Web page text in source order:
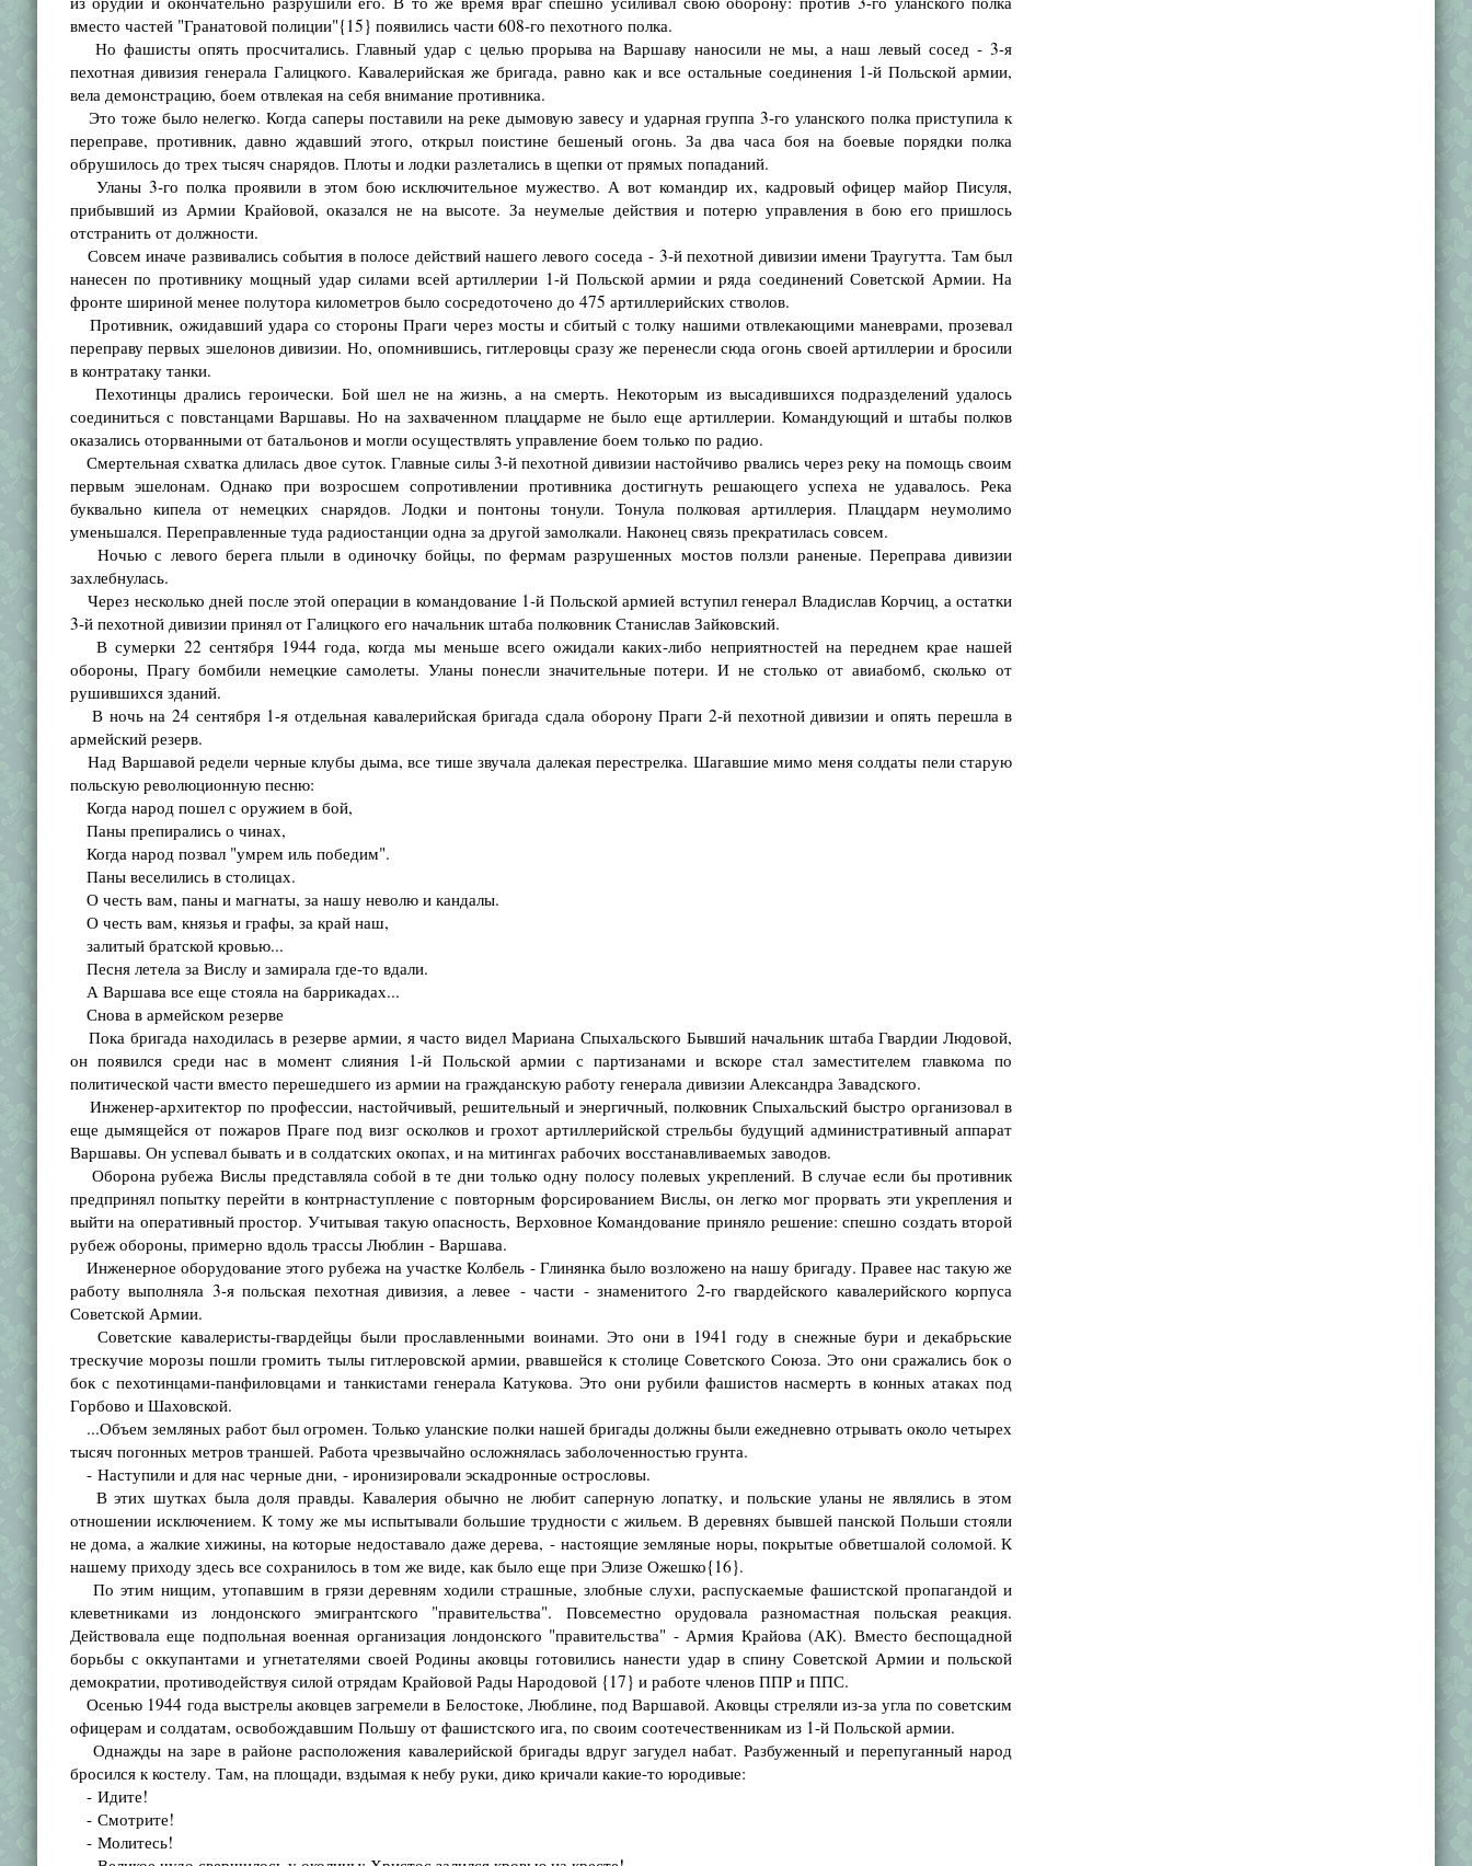
вместо частей "Гранатовой полиции"{15} появились части 608-го пехотного полка.
Но фашисты опять просчитались. Главный удар с целью прорыва на Варшаву наносили не мы, а наш левый сосед - 3-я
пехотная дивизия генерала Галицкого. Кавалерийская же бригада, равно как и все остальные соединения 1-й Польской армии,
вела демонстрацию, боем отвлекая на себя внимание противника.
Это тоже было нелегко. Когда саперы поставили на реке дымовую завесу и ударная группа 3-го уланского полка приступила к
переправе, противник, давно ждавший этого, открыл поистине бешеный огонь. За два часа боя на боевые порядки полка
обрушилось до трех тысяч снарядов. Плоты и лодки разлетались в щепки от прямых попаданий.
Уланы 3-го полка проявили в этом бою исключительное мужество. А вот командир их, кадровый офицер майор Писуля,
прибывший из Армии Крайовой, оказался не на высоте. За неумелые действия и потерю управления в бою его пришлось
отстранить от должности.
Совсем иначе развивались события в полосе действий нашего левого соседа - 3-й пехотной дивизии имени Траугутта. Там был
нанесен по противнику мощный удар силами всей артиллерии 1-й Польской армии и ряда соединений Советской Армии. На
фронте шириной менее полутора километров было сосредоточено до 475 артиллерийских стволов.
Противник, ожидавший удара со стороны Праги через мосты и сбитый с толку нашими отвлекающими маневрами, прозевал
переправу первых эшелонов дивизии. Но, опомнившись, гитлеровцы сразу же перенесли сюда огонь своей артиллерии и бросили
в контратаку танки.
Пехотинцы дрались героически. Бой шел не на жизнь, а на смерть. Некоторым из высадившихся подразделений удалось
соединиться с повстанцами Варшавы. Но на захваченном плацдарме не было еще артиллерии. Командующий и штабы полков
оказались оторванными от батальонов и могли осуществлять управление боем только по радио.
Смертельная схватка длилась двое суток. Главные силы 3-й пехотной дивизии настойчиво рвались через реку на помощь своим
первым эшелонам. Однако при возросшем сопротивлении противника достигнуть решающего успеха не удавалось. Река
буквально кипела от немецких снарядов. Лодки и понтоны тонули. Тонула полковая артиллерия. Плацдарм неумолимо
уменьшался. Переправленные туда радиостанции одна за другой замолкали. Наконец связь прекратилась совсем.
Ночью с левого берега плыли в одиночку бойцы, по фермам разрушенных мостов ползли раненые. Переправа дивизии
захлебнулась.
Через несколько дней после этой операции в командование 1-й Польской армией вступил генерал Владислав Корчиц, а остатки
3-й пехотной дивизии принял от Галицкого его начальник штаба полковник Станислав Зайковский.
В сумерки 22 сентября 1944 года, когда мы меньше всего ожидали каких-либо неприятностей на переднем крае нашей
обороны, Прагу бомбили немецкие самолеты. Уланы понесли значительные потери. И не столько от авиабомб, сколько от
рушившихся зданий.
В ночь на 24 сентября 1-я отдельная кавалерийская бригада сдала оборону Праги 2-й пехотной дивизии и опять перешла в
армейский резерв.
Над Варшавой редели черные клубы дыма, все тише звучала далекая перестрелка. Шагавшие мимо меня солдаты пели старую
польскую революционную песню:
Когда народ пошел с оружием в бой,
Паны препирались о чинах,
Когда народ позвал "умрем иль победим".
Паны веселились в столицах.
О честь вам, паны и магнаты, за нашу неволю и кандалы.
О честь вам, князья и графы, за край наш,
залитый братской кровью...
Песня летела за Вислу и замирала где-то вдали.
А Варшава все еще стояла на баррикадах...
Снова в армейском резерве
Пока бригада находилась в резерве армии, я часто видел Мариана Спыхальского Бывший начальник штаба Гвардии Людовой,
он появился среди нас в момент слияния 1-й Польской армии с партизанами и вскоре стал заместителем главкома по
политической части вместо перешедшего из армии на гражданскую работу генерала дивизии Александра Завадского.
Инженер-архитектор по профессии, настойчивый, решительный и энергичный, полковник Спыхальский быстро организовал в
еще дымящейся от пожаров Праге под визг осколков и грохот артиллерийской стрельбы будущий административный аппарат
Варшавы. Он успевал бывать и в солдатских окопах, и на митингах рабочих восстанавливаемых заводов.
Оборона рубежа Вислы представляла собой в те дни только одну полосу полевых укреплений. В случае если бы противник
предпринял попытку перейти в контрнаступление с повторным форсированием Вислы, он легко мог прорвать эти укрепления и
выйти на оперативный простор. Учитывая такую опасность, Верховное Командование приняло решение: спешно создать второй
рубеж обороны, примерно вдоль трассы Люблин - Варшава.
Инженерное оборудование этого рубежа на участке Колбель - Глинянка было возложено на нашу бригаду. Правее нас такую же
работу выполняла 3-я польская пехотная дивизия, а левее - части - знаменитого 2-го гвардейского кавалерийского корпуса
Советской Армии.
Советские кавалеристы-гвардейцы были прославленными воинами. Это они в 1941 году в снежные бури и декабрьские
трескучие морозы пошли громить тылы гитлеровской армии, рвавшейся к столице Советского Союза. Это они сражались бок о
бок с пехотинцами-панфиловцами и танкистами генерала Катукова. Это они рубили фашистов насмерть в конных атаках под
Горбово и Шаховской.
...Объем земляных работ был огромен. Только уланские полки нашей бригады должны были ежедневно отрывать около четырех
тысяч погонных метров траншей. Работа чрезвычайно осложнялась заболоченностью грунта.
- Наступили и для нас черные дни, - иронизировали эскадронные острословы.
В этих шутках была доля правды. Кавалерия обычно не любит саперную лопатку, и польские уланы не являлись в этом
отношении исключением. К тому же мы испытывали большие трудности с жильем. В деревнях бывшей панской Польши стояли
не дома, а жалкие хижины, на которые недоставало даже дерева, - настоящие земляные норы, покрытые обветшалой соломой. К
нашему приходу здесь все сохранилось в том же виде, как было еще при Элизе Ожешко{16}.
По этим нищим, утопавшим в грязи деревням ходили страшные, злобные слухи, распускаемые фашистской пропагандой и
клеветниками из лондонского эмигрантского "правительства". Повсеместно орудовала разномастная польская реакция.
Действовала еще подпольная военная организация лондонского "правительства" - Армия Крайова (АК). Вместо беспощадной
борьбы с оккупантами и угнетателями своей Родины аковцы готовились нанести удар в спину Советской Армии и польской
демократии, противодействуя силой отрядам Крайовой Рады Народовой {17} и работе членов ППР и ППС.
Осенью 1944 года выстрелы аковцев загремели в Белостоке, Люблине, под Варшавой. Аковцы стреляли из-за угла по советским
офицерам и солдатам, освобождавшим Польшу от фашистского ига, по своим соотечественникам из 1-й Польской армии.
Однажды на заре в районе расположения кавалерийской бригады вдруг загудел набат. Разбуженный и перепуганный народ
бросился к костелу. Там, на площади, вздымая к небу руки, дико кричали какие-то юродивые:
- Идите!
- Смотрите!
- Молитесь!